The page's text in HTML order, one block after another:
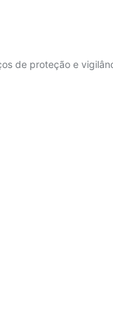
de proteção e